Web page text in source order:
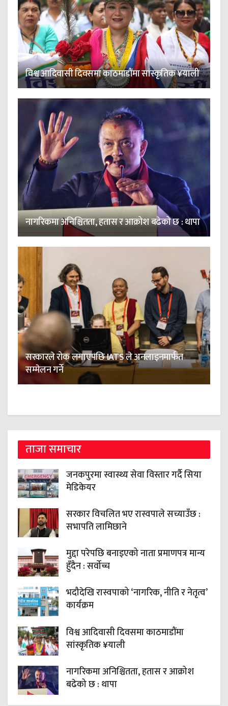
विश्व आदिवासी दिवसमा काठमाडौंमा सांस्कृतिक ¥याली
नागरिकमा अनिश्चितता, हतास र आक्रोश बढेको छ : थापा
सरकारले रोक लगाएपछि IATS ले अनलाइनमार्फत
सम्मेलन गर्ने
ताजा समाचार
जनकपुरमा स्वास्थ्य सेवा विस्तार गर्दै सिया
मेडिकेयर
सरकार विचलित भए रास्वपाले सच्याउँछ :
सभापति लामिछाने
मुद्दा परेपछि बनाइएको नाता प्रमाणपत्र मान्य
हुँदैन : सर्वोच्च
भदौदेखि रास्वपाको ‘नागरिक, नीति र नेतृत्व’
कार्यक्रम
विश्व आदिवासी दिवसमा काठमाडौंमा
सांस्कृतिक ¥याली
नागरिकमा अनिश्चितता, हतास र आक्रोश
बढेको छ : थापा